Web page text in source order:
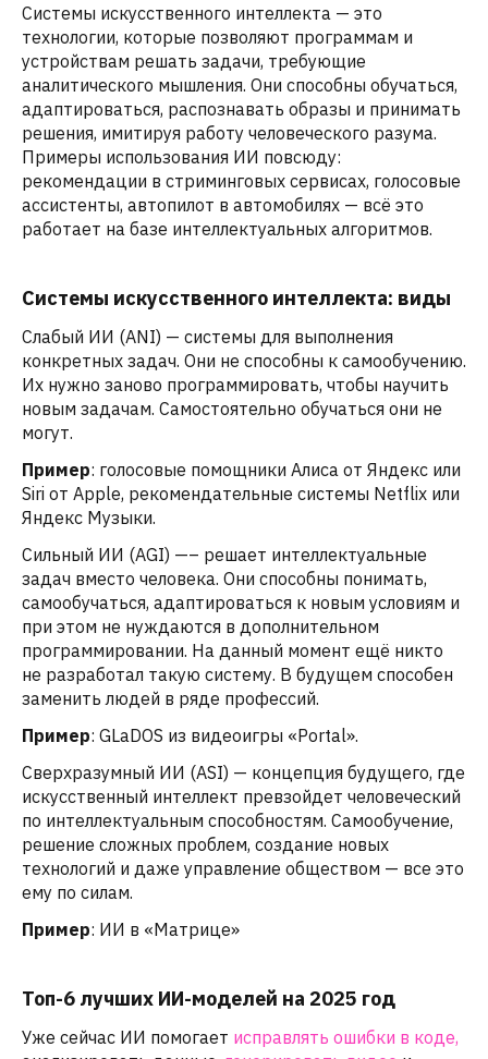
Системы искусственного интеллекта — это
технологии, которые позволяют программам и
устройствам решать задачи, требующие
аналитического мышления. Они способны обучаться,
адаптироваться, распознавать образы и принимать
решения, имитируя работу человеческого разума.
Примеры использования ИИ повсюду:
рекомендации в стриминговых сервисах, голосовые
ассистенты, автопилот в автомобилях — всё это
работает на базе интеллектуальных алгоритмов.
Системы искусственного интеллекта: виды
Слабый ИИ (ANI) — системы для выполнения
конкретных задач. Они не способны к самообучению.
Их нужно заново программировать, чтобы научить
новым задачам. Самостоятельно обучаться они не
могут.
Пример: голосовые помощники Алиса от Яндекс или
Siri от Apple, рекомендательные системы Netflix или
Яндекс Музыки.
Сильный ИИ (AGI) —– решает интеллектуальные
задач вместо человека. Они способны понимать,
самообучаться, адаптироваться к новым условиям и
при этом не нуждаются в дополнительном
программировании. На данный момент ещё никто
не разработал такую систему. В будущем способен
заменить людей в ряде профессий.
Пример: GLaDOS из видеоигры «Portal».
Сверхразумный ИИ (ASI) — концепция будущего, где
искусственный интеллект превзойдет человеческий
по интеллектуальным способностям. Самообучение,
решение сложных проблем, создание новых
технологий и даже управление обществом — все это
ему по силам.
Пример: ИИ в «Матрице»
Топ-6 лучших ИИ-моделей на 2025 год
Уже сейчас ИИ помогает исправлять ошибки в коде,